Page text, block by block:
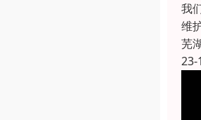
我
维
芜
23-